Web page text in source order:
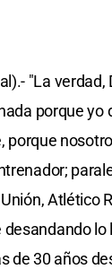
"La
porque yo
porque
Atlético
lo
30 años